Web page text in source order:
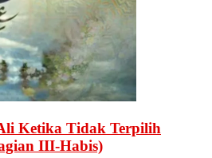
Ketika Tidak Terpilih
III-Habis)